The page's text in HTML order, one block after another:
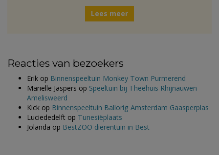
Lees meer
Reacties van bezoekers
Erik op Binnenspeeltuin Monkey Town Purmerend
Marielle Jaspers op Speeltuin bij Theehuis Rhijnauwen
Amelisweerd
Kick op Binnenspeeltuin Ballorig Amsterdam Gaasperplas
Luciededelft op Tunesiëplaats
Jolanda op BestZOO dierentuin in Best